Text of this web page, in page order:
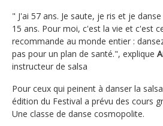
" J'ai 57 ans. Je saute, je ris et je
15 ans. Pour moi, c'est la vie et c'est
recommande au monde entier :
pas pour un plan de santé.", explique
instructeur de salsa
Pour ceux qui peinent à danser la
édition du Festival a prévu des cours
Une classe de danse cosmopolite.